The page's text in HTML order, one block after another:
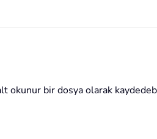
okunur bir dosya olarak